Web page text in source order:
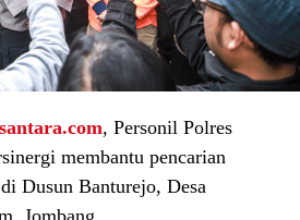
, Personil Polres
membantu pencarian
Dusun Banturejo, Desa
Jombang.